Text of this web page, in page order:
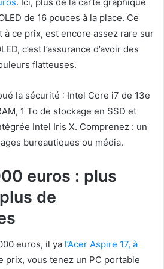
de 16 pouces à la place. Ce
ce prix, est encore assez rare sur
c’est l’assurance d’avoir des
flatteuses.
la sécurité : Intel Core i7 de 13e
1 To de stockage en SSD et
Intel Iris X. Comprenez : un
bureautiques ou média.
euros : plus
de
euros, il ya l’Acer Aspire 17, à
prix, vous tenez un PC portable